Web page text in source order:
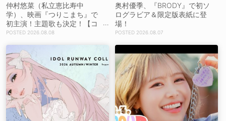
仲村悠菜（私立恵比寿中
学）、映画『つりこまち』で
初主演！主題歌も決定！【コ
メントあり】
2026.08.08
奥村優季、『BRODY』で初ソ
ログラビア＆限定版表紙に登
場！
2026.08.07